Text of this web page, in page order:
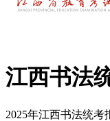
江西书法
2025年江西书法统